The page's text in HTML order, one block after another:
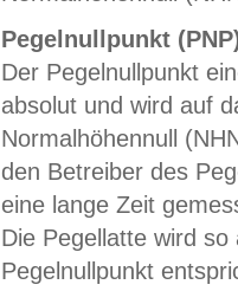
Pegelnullpunkt
Der Pegelnullpunkt
absolut und wird auf
Normalhöhennull
den Betreiber des
eine lange Zeit
Die Pegellatte wird
Pegelnullpunkt